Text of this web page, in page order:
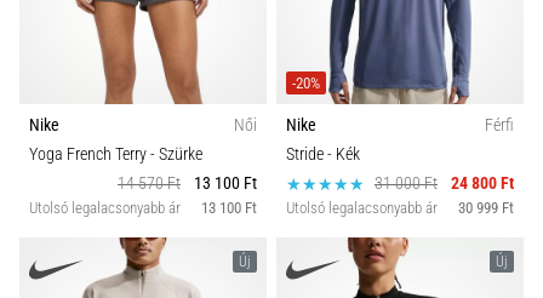
rendkívül
egészségügyi
amellyel
a…
Minden cikk
megjelenítése
Nike
Női
Yoga French Terry- Szürke
14 570 Ft
13 100 Ft
Utolsó legalacsonyabb ár 13 100 Ft
-20%
Nike
Férfi
Stride- Kék
31 000 Ft
24 800 Ft
Utolsó legalacsonyabb ár 30 999 Ft
Új Új